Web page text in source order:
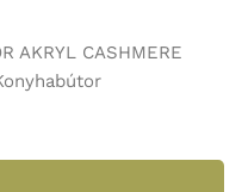
AKRYL CASHMERE